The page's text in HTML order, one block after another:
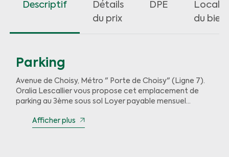
Descriptif
Détails
du prix
DPE
du bien
Parking
Avenue de Choisy, Métro " Porte de Choisy" (Ligne 7).
Oralia Lescallier vous propose cet emplacement de
parking au 3ème sous sol Loyer payable mensuel
Afficher plus